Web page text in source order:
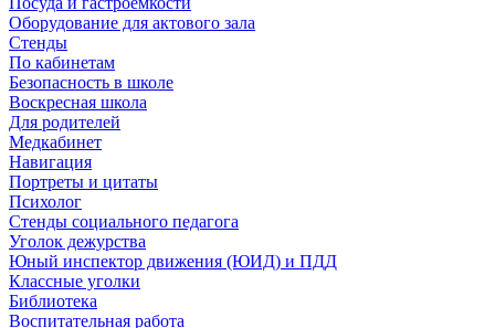
Оборудование для актового зала
Стенды
По кабинетам
Безопасность в школе
Воскресная школа
Для родителей
Медкабинет
Навигация
Портреты и цитаты
Психолог
Стенды социального педагога
Уголок дежурства
Юный инспектор движения (ЮИД) и ПДД
Классные уголки
Библиотека
Воспитательная работа